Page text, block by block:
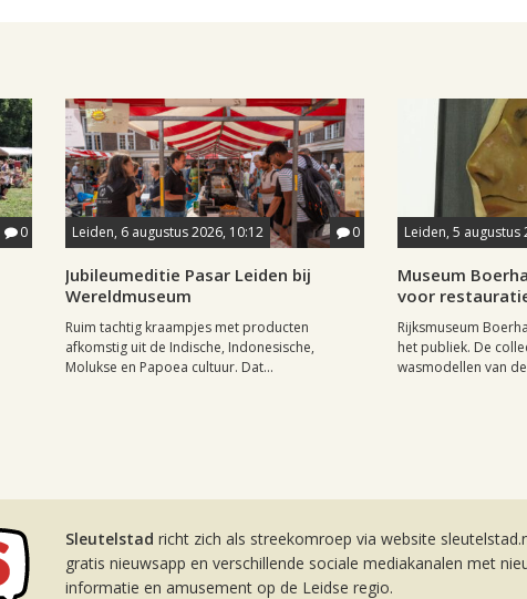
0 Leiden, 6 augustus 2026, 10:12 0
Jubileumeditie Pasar Leiden bij
Wereldmuseum
Ruim tachtig kraampjes met producten
afkomstig uit de Indische, Indonesische,
Molukse en Papoea cultuur. Dat...
Leiden, 5 augustus
Museum
voor
Rijksmuseum
het publiek. De
wasmodellen van
Sleutelstad richt zich als streekomroep via website
gratis nieuwsapp en verschillende sociale mediakanalen met
informatie en amusement op de Leidse regio.